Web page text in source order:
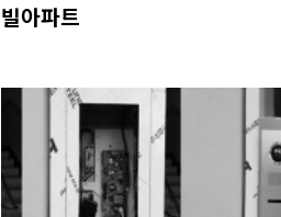
빌아파트